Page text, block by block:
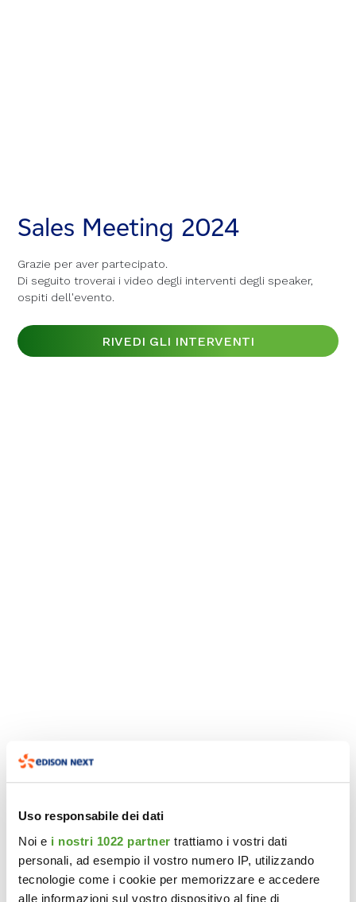
Uso responsabile dei dati
Noi e i nostri 1022 partner trattiamo i vostri dati
personali, ad esempio il vostro numero IP, utilizzando
tecnologie come i cookie per memorizzare e accedere
alle informazioni sul vostro dispositivo al fine di
Sales Meeting 2024
Grazie per aver partecipato.
Di seguito troverai i video degli interventi degli speaker,
ospiti dell'evento.
RIVEDI GLI INTERVENTI
Sales Meeting 2024
Grazie per aver partecipato.
Di seguito troverai i video degli interventi degli speaker,
ospiti dell'evento.
RIVEDI GLI INTERVENTI
Sales Meeting 2024
Grazie per aver partecipato.
Di seguito troverai i video degli interventi degli speaker,
ospiti dell'evento.
RIVEDI GLI INTERVENTI